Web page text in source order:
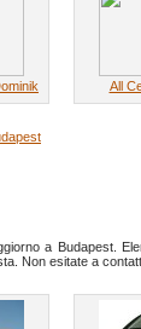
All
a Budapest.
Non esitate a